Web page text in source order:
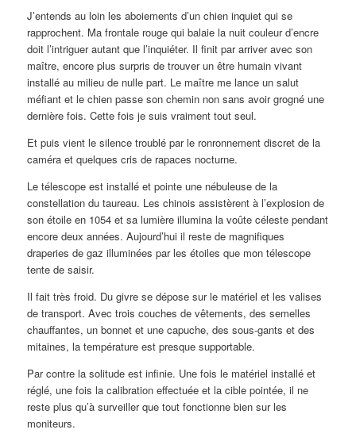
J’entends au loin les aboiements d’un chien inquiet qui se
rapprochent. Ma frontale rouge qui balaie la nuit couleur d’encre
doit l’intriguer autant que l’inquiéter. Il finit par arriver avec son
maître, encore plus surpris de trouver un être humain vivant
installé au milieu de nulle part. Le maître me lance un salut
méfiant et le chien passe son chemin non sans avoir grogné une
dernière fois. Cette fois je suis vraiment tout seul.
Et puis vient le silence troublé par le ronronnement discret de la
caméra et quelques cris de rapaces nocturne.
Le télescope est installé et pointe une nébuleuse de la
constellation du taureau. Les chinois assistèrent à l’explosion de
son étoile en 1054 et sa lumière illumina la voûte céleste pendant
encore deux années. Aujourd’hui il reste de magnifiques
draperies de gaz illuminées par les étoiles que mon télescope
tente de saisir.
Il fait très froid. Du givre se dépose sur le matériel et les valises
de transport. Avec trois couches de vêtements, des semelles
chauffantes, un bonnet et une capuche, des sous-gants et des
mitaines, la température est presque supportable.
Par contre la solitude est infinie. Une fois le matériel installé et
réglé, une fois la calibration effectuée et la cible pointée, il ne
reste plus qu’à surveiller que tout fonctionne bien sur les
moniteurs.